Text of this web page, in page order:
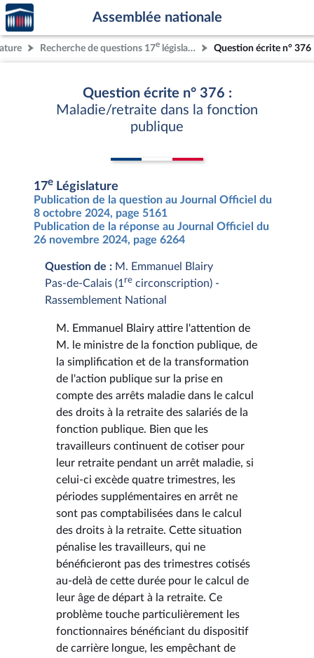
Aller au contenu
Aller en bas de la page
Accèder
à la
page
d'accueil
Assemblée nationale
Recherche de questions 17e législature Question écrite n° 376
Question écrite n° 376 :
Maladie/retraite dans la fonction
publique
17e Législature
Publication de la question au Journal Officiel du
8 octobre 2024, page 5161
Publication de la réponse au Journal Officiel du
26 novembre 2024, page 6264
Question de : M. Emmanuel Blairy
Pas-de-Calais (1 re circonscription) -
Rassemblement National
M. Emmanuel Blairy attire l'attention de
M. le ministre de la fonction publique, de
la simplification et de la transformation
de l'action publique sur la prise en
compte des arrêts maladie dans le calcul
des droits à la retraite des salariés de la
fonction publique. Bien que les
travailleurs continuent de cotiser pour
leur retraite pendant un arrêt maladie, si
celui-ci excède quatre trimestres, les
périodes supplémentaires en arrêt ne
sont pas comptabilisées dans le calcul
des droits à la retraite. Cette situation
pénalise les travailleurs, qui ne
bénéficieront pas des trimestres cotisés
au-delà de cette durée pour le calcul de
leur âge de départ à la retraite. Ce
problème touche particulièrement les
fonctionnaires bénéficiant du dispositif
de carrière longue, les empêchant de